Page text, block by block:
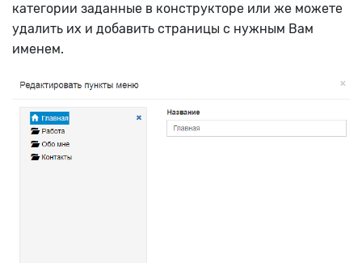
категории заданные в конструкторе или же можете
удалить их и добавить страницы с нужным Вам
именем.